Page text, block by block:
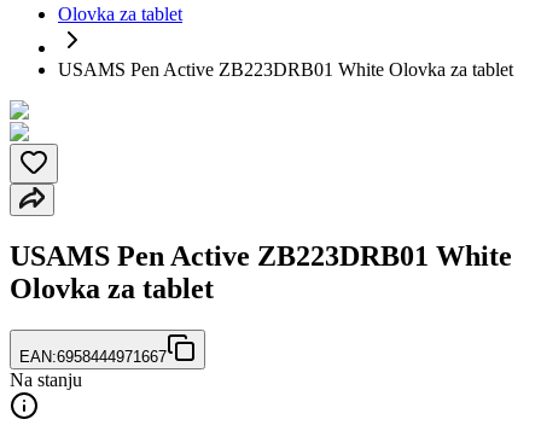
Olovka za tablet
USAMS Pen Active ZB223DRB01 White Olovka za tablet
USAMS Pen Active ZB223DRB01 White
Olovka za tablet
EAN:6958444971667
Na stanju